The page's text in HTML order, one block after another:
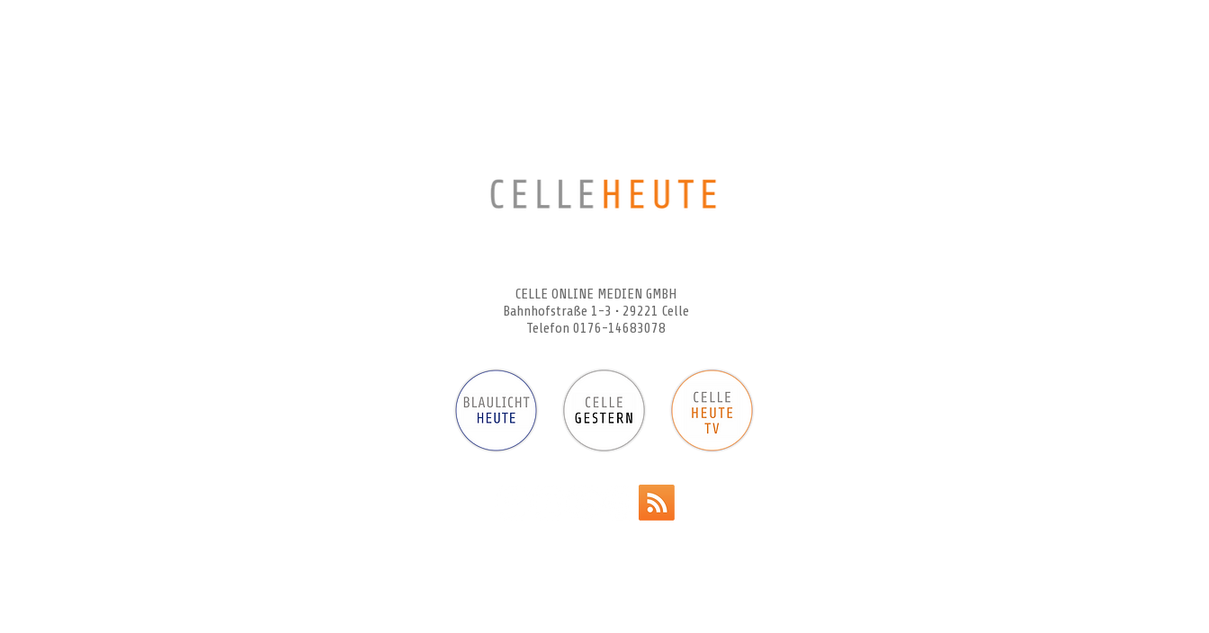
CELLE ONLINE MEDIEN GMBH
Bahnhofstraße 1-3 • 29221 Celle
Telefon 0176-14683078